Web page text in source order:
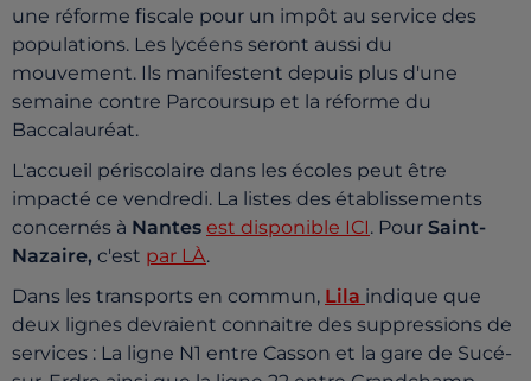
une réforme fiscale pour un impôt au service des
populations. Les lycéens seront aussi du
mouvement. Ils manifestent depuis plus d'une
semaine contre Parcoursup et la réforme du
Baccalauréat.
L'accueil périscolaire dans les écoles peut être
impacté ce vendredi. La listes des établissements
concernés à Nantes est disponible ICI. Pour Saint-
Nazaire, c'est par LÀ.
Dans les transports en commun, Lila indique que
deux lignes devraient connaitre des suppressions de
services : La ligne N1 entre Casson et la gare de Sucé-